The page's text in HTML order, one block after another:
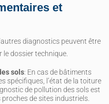
et
diagnostics peuvent être
dossier technique.
sols: En cas de bâtiments
spécifiques, l’état de la toiture
de pollution des sols est
de sites industriels.